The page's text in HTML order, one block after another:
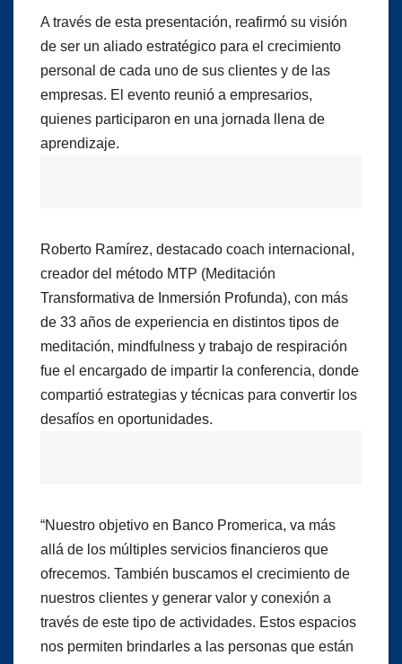
A través de esta presentación, reafirmó su visión
de ser un aliado estratégico para el crecimiento
personal de cada uno de sus clientes y de las
empresas. El evento reunió a empresarios,
quienes participaron en una jornada llena de
aprendizaje.
Roberto Ramírez, destacado coach internacional,
creador del método MTP (Meditación
Transformativa de Inmersión Profunda), con más
de 33 años de experiencia en distintos tipos de
meditación, mindfulness y trabajo de respiración
fue el encargado de impartir la conferencia, donde
compartió estrategias y técnicas para convertir los
desafíos en oportunidades.
“Nuestro objetivo en Banco Promerica, va más
allá de los múltiples servicios financieros que
ofrecemos. También buscamos el crecimiento de
nuestros clientes y generar valor y conexión a
través de este tipo de actividades. Estos espacios
nos permiten brindarles a las personas que están